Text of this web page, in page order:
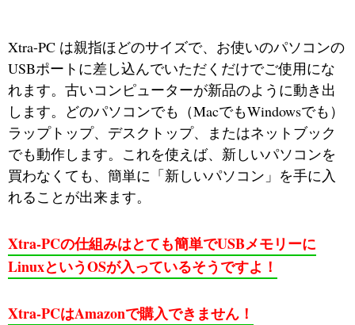
Xtra-PC は親指ほどのサイズで、お使いのパソコンの
USBポートに差し込んでいただくだけでご使用にな
れます。古いコンピューターが新品のように動き出
します。どのパソコンでも（MacでもWindowsでも）
ラップトップ、デスクトップ、またはネットブック
でも動作します。これを使えば、新しいパソコンを
買わなくても、簡単に「新しいパソコン」を手に入
れることが出来ます。
Xtra-PCの仕組みはとても簡単でUSBメモリーに
LinuxというOSが入っているそうですよ！
Xtra-PCはAmazonで購入できません！